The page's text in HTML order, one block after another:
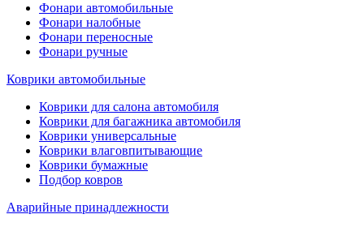
Фонари автомобильные
Фонари налобные
Фонари переносные
Фонари ручные
Коврики автомобильные
Коврики для салона автомобиля
Коврики для багажника автомобиля
Коврики универсальные
Коврики влаговпитывающие
Коврики бумажные
Подбор ковров
Аварийные принадлежности